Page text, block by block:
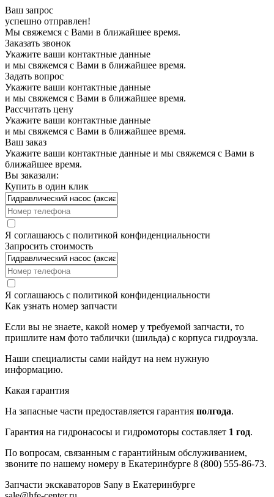
Ваш запрос
успешно отправлен!
Мы свяжемся с Вами в ближайшее время.
Заказать звонок
Укажите ваши контактные данные
и мы свяжемся с Вами в ближайшее время.
Задать вопрос
Укажите ваши контактные данные
и мы свяжемся с Вами в ближайшее время.
Рассчитать цену
Укажите ваши контактные данные
и мы свяжемся с Вами в ближайшее время.
Ваш заказ
Укажите ваши контактные данные и мы свяжемся с Вами в
ближайшее время.
Вы заказали:
Купить в один клик
Я соглашаюсь с политикой конфиденциальности
Запросить стоимость
Я соглашаюсь с политикой конфиденциальности
Как узнать номер запчасти
Если вы не знаете, какой номер у требуемой запчасти, то
пришлите нам фото таблички (шильда) с корпуса гидроузла.
Наши специалисты сами найдут на нем нужную
информацию.
Какая гарантия
На запасные части предоставляется гарантия полгода.
Гарантия на гидронасосы и гидромоторы составляет 1 год.
По вопросам, связанным с гарантийным обслуживанием,
звоните по нашему номеру в Екатеринбурге 8 (800) 555-86-73.
Запчасти экскаваторов Sany в Екатеринбурге